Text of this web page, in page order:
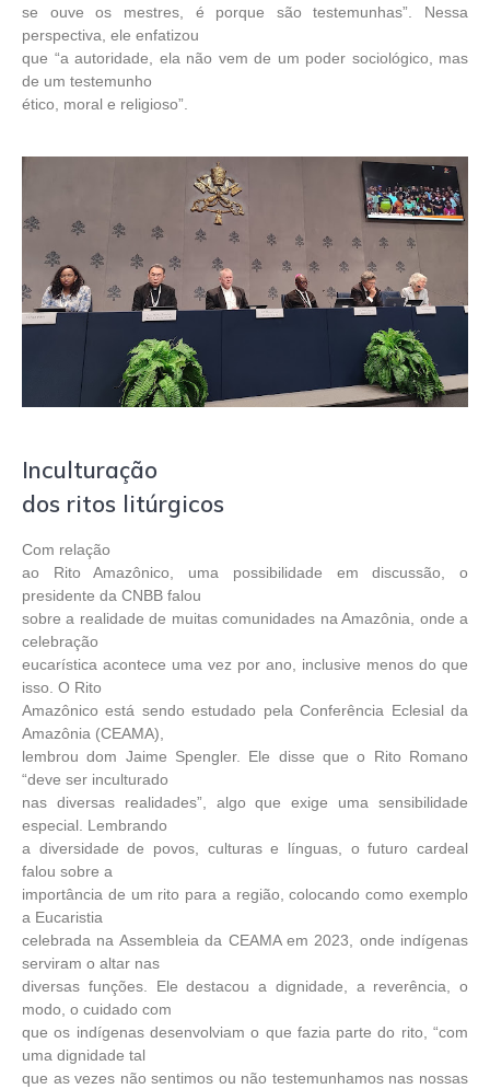
se ouve os mestres, é porque são testemunhas”. Nessa
perspectiva, ele enfatizou
que “a autoridade, ela não vem de um poder sociológico, mas
de um testemunho
ético, moral e religioso”.
Inculturação
dos ritos litúrgicos
Com relação
ao Rito Amazônico, uma possibilidade em discussão, o
presidente da CNBB falou
sobre a realidade de muitas comunidades na Amazônia, onde a
celebração
eucarística acontece uma vez por ano, inclusive menos do que
isso. O Rito
Amazônico está sendo estudado pela Conferência Eclesial da
Amazônia (CEAMA),
lembrou dom Jaime Spengler. Ele disse que o Rito Romano
“deve ser inculturado
nas diversas realidades”, algo que exige uma sensibilidade
especial. Lembrando
a diversidade de povos, culturas e línguas, o futuro cardeal
falou sobre a
importância de um rito para a região, colocando como exemplo
a Eucaristia
celebrada na Assembleia da CEAMA em 2023, onde indígenas
serviram o altar nas
diversas funções. Ele destacou a dignidade, a reverência, o
modo, o cuidado com
que os indígenas desenvolviam o que fazia parte do rito, “com
uma dignidade tal
que as vezes não sentimos ou não testemunhamos nas nossas